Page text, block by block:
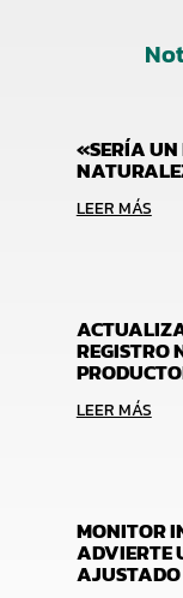
«SERÍA
LEER MÁS
REGISTRO
LEER MÁS
MONITOR
ADVIERTE